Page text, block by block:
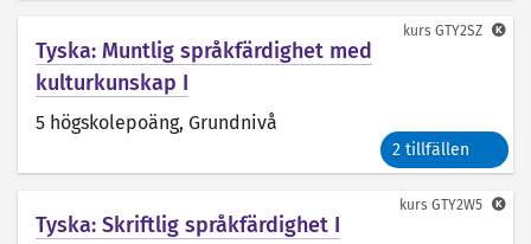
Tyska: Muntlig språkfärdighet med
kulturkunskap I
5 högskolepoäng, Grundnivå
2 tillfällen
kurs GTY2SZ
Tyska: Skriftlig språkfärdighet I
kurs GTY2W5